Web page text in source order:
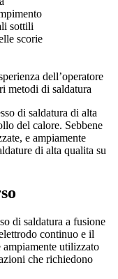
sottili
scorie
dell’operatore
metodi di saldatura
di saldatura di alta
del calore. Sebbene
e ampiamente
di alta qualita su
di saldatura a fusione
continuo e il
ampiamente utilizzato
che richiedono